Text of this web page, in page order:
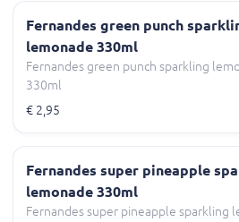
Fernandes green punch
lemonade 330ml
Fernandes green punch sparkling
330ml
€ 2,95
Fernandes super pineapple
lemonade 330ml
Fernandes super pineapple sparkling